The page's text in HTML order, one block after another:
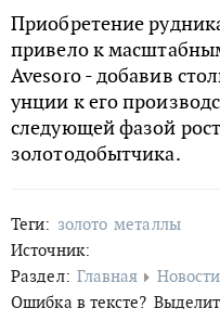
Приобретение
привело к
Avesoro - добавив
унции к его
следующей фазой
золотодобытчика.
Теги: золото металлы
Источник:
Раздел: Главная Новости
Ошибка в тексте?